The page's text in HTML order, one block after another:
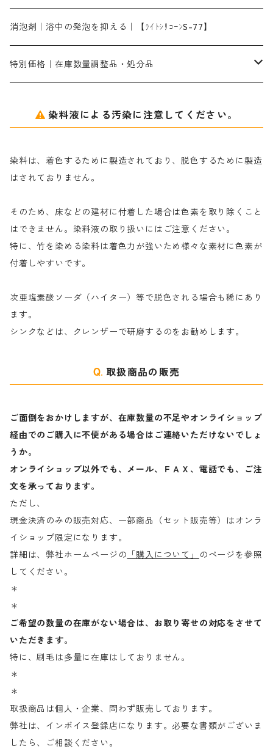
片羽刷毛
シルクフィックス３A｜絹の染料定着向上剤
ソーダ灰
染料溶解剤
セレナゾールPDN｜各種染料の染料溶解剤
化学糊（PVA）
防腐剤｜アルカリ性
部分脱色｜デグロリンSコンク
メイプロガムNP｜にじみ防止剤
アミラヂンD｜浸透・複色抑制剤
捺染糊
メイプロガムNP（綿・麻・絹用｜直接・酸性・含金染料用）
白場汚染防止剤｜ソーピング剤｜水洗する際の再汚染防止剤
ア行
カ行
ナ行
ハ行
マ行
消泡剤｜浴中の発泡を抑える｜【ﾗｲﾄｼﾘｺｰﾝS-77】
特別価格｜在庫数量調整品・処分品
粉末顔料
綿・麻を染める染料
絹・羊毛を染める染料
染料液による汚染に注意してください。
染料は、着色するために製造されており、脱色するために製造
はされておりません。
そのため、床などの建材に付着した場合は色素を取り除くこと
はできません。染料液の取り扱いにはご注意ください。
特に、竹を染める染料は着色力が強いため様々な素材に色素が
付着しやすいです。
次亜塩素酸ソーダ（ハイター）等で脱色される場合も稀にあり
ます。
シンクなどは、クレンザーで研磨するのをお勧めします。
取扱商品の販売
ご面倒をおかけしますが、在庫数量の不足やオンライショップ
経由でのご購入に不便がある場合はご連絡いただけないでしょ
うか。
オンライショップ以外でも、メール、ＦＡＸ、電話でも、ご注
文を承っております。
ただし、
現金決済のみの販売対応、一部商品（セット販売等）はオンラ
イショップ限定になります。
詳細は、弊社ホームページの 「購入について」
のページを参照
してください。
＊
＊
ご希望の数量の在庫がない場合は、お取り寄せの対応をさせて
いただきます。
特に、刷毛は多量に在庫はしておりません。
＊
＊
取扱商品は個人・企業、問わず販売しております。
弊社は、インボイス登録店になります。必要な書類がございま
したら、ご相談ください。